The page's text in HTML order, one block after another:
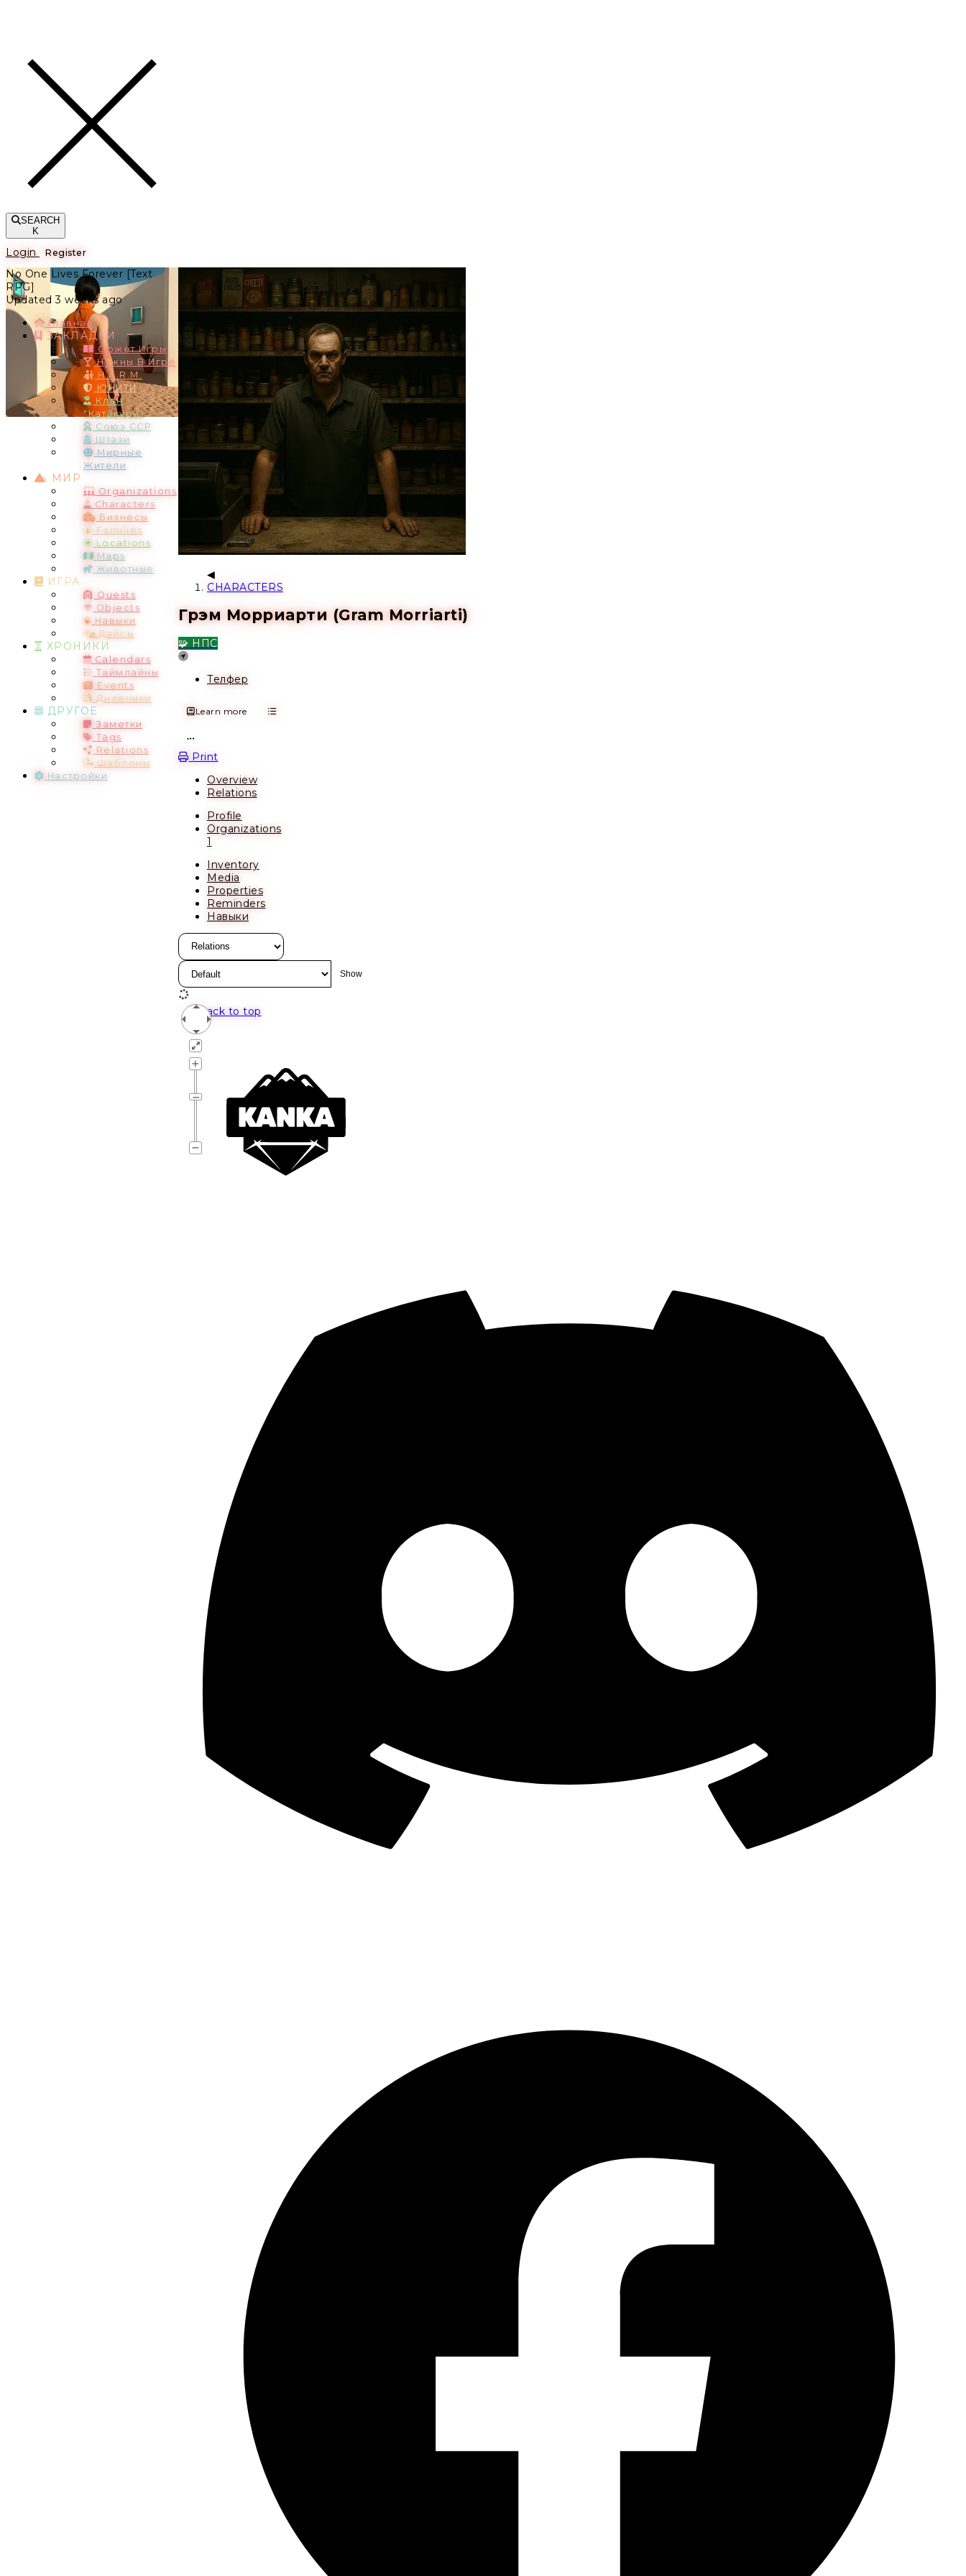
SEARCH
K
Login Register
No One Lives Forever [Text
RPG]
Updated 3 weeks ago
Главная
ЗАКЛАДКИ
Сюжет Игры
Нужны В Игре
H.A.R.M.
ЮНИТИ
Клан
"Катакури"
Союз ССР
Штази
Мирные
Жители
МИР
Organizations
Characters
Бизнесы
Families
Locations
Maps
Животные
ИГРА
Quests
Objects
Навыки
Дайсы
ХРОНИКИ
Calendars
Таймлайны
Events
Дневники
ДРУГОЕ
Заметки
Tags
Relations
Шаблоны
Настройки
CHARACTERS
Грэм Морриарти (Gram Morriarti)
🧩 НПС
Location
Телфер
Learn more
Print
Overview
Relations
Profile
Organizations
1
Inventory
Media
Properties
Reminders
Навыки
Back to top